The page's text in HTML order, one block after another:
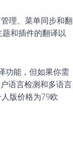
理、菜单同步和翻
和插件的翻译以
功能，但如果你需
语言检测和多语言
版价格为79欧